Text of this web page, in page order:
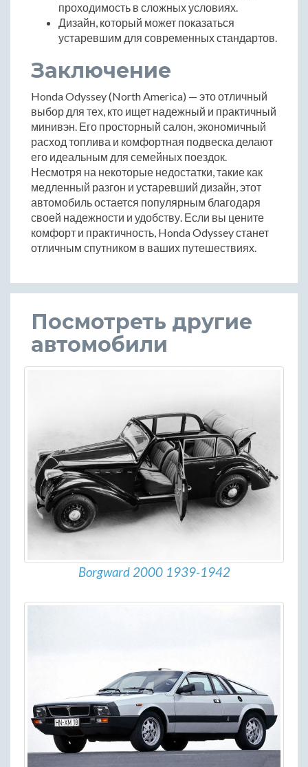
проходимость в сложных условиях.
Дизайн, который может показаться
устаревшим для современных стандартов.
Заключение
Honda Odyssey (North America) — это отличный
выбор для тех, кто ищет надежный и практичный
минивэн. Его просторный салон, экономичный
расход топлива и комфортная подвеска делают
его идеальным для семейных поездок.
Несмотря на некоторые недостатки, такие как
медленный разгон и устаревший дизайн, этот
автомобиль остается популярным благодаря
своей надежности и удобству. Если вы цените
комфорт и практичность, Honda Odyssey станет
отличным спутником в ваших путешествиях.
Посмотреть другие
автомобили
Borgward 2000 1939-1942